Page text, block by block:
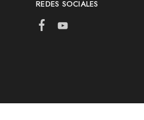
REDES SOCIALES